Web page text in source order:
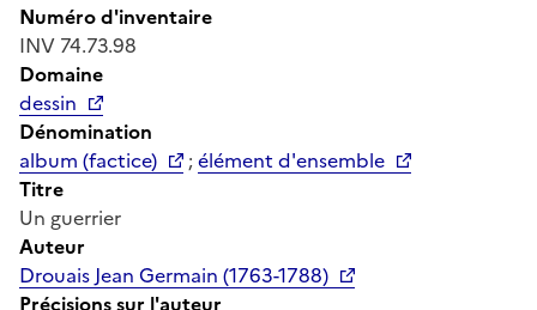
Numéro d'inventaire
INV 74.73.98
Domaine
dessin
Dénomination
album (factice)
;élément d'ensemble
Titre
Un guerrier
Auteur
Drouais Jean Germain (1763-1788)
Précisions sur l'auteur